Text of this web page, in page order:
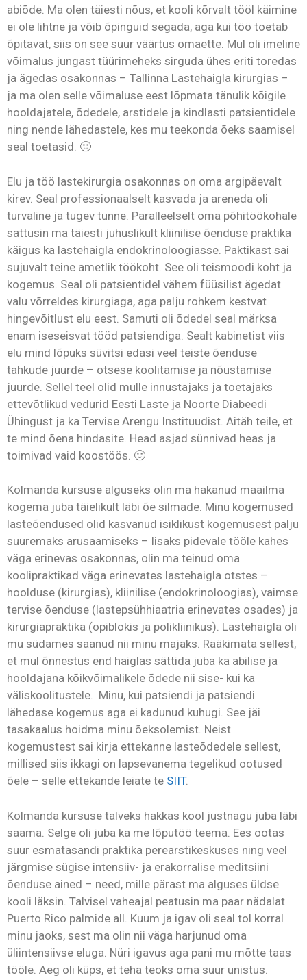
abiõde. Ma olen täiesti nõus, et kooli kõrvalt tööl käimine
ei ole lihtne ja võib õpinguid segada, aga kui töö toetab
õpitavat, siis on see suur väärtus omaette. Mul oli imeline
võimalus jungast tüürimeheks sirguda ühes eriti toredas
ja ägedas osakonnas – Tallinna Lastehaigla kirurgias –
ja ma olen selle võimaluse eest lõpmata tänulik kõigile
hooldajatele, õdedele, arstidele ja kindlasti patsientidele
ning nende lähedastele, kes mu teekonda õeks saamisel
seal toetasid. 🙂
Elu ja töö lastekirurgia osakonnas on oma argipäevalt
kirev. Seal professionaalselt kasvada ja areneda oli
turvaline ja tugev tunne. Paralleelselt oma põhitöökohale
sattusin ma täiesti juhuslikult kliinilise õenduse praktika
käigus ka lastehaigla endokrinoloogiasse. Paktikast sai
sujuvalt teine ametlik töökoht. See oli teismoodi koht ja
kogemus. Seal oli patsientidel vähem füüsilist ägedat
valu võrreldes kirurgiaga, aga palju rohkem kestvat
hingevõitlust elu eest. Samuti oli õdedel seal märksa
enam iseseisvat tööd patsiendiga. Sealt kabinetist viis
elu mind lõpuks süvitsi edasi veel teiste õenduse
tahkude juurde – otsese koolitamise ja nõustamise
juurde. Sellel teel olid mulle innustajaks ja toetajaks
ettevõtlikud vedurid Eesti Laste ja Noorte Diabeedi
Ühingust ja ka Tervise Arengu Instituudist. Aitäh teile, et
te mind õena hindasite. Head asjad sünnivad heas ja
toimivad vaid koostöös. 🙂
Kolmanda kursuse alguseks olin ma hakanud maailma
kogema juba täielikult läbi õe silmade. Minu kogemused
lasteõendused olid kasvanud isiklikust kogemusest palju
suuremaks arusaamiseks – lisaks pidevale tööle kahes
väga erinevas osakonnas, olin ma teinud oma
koolipraktikad väga erinevates lastehaigla otstes –
hoolduse (kirurgias), kliinilise (endokrinoloogias), vaimse
tervise õenduse (lastepsühhiaatria erinevates osades) ja
kirurgiapraktika (opiblokis ja polikliinikus). Lastehaigla oli
mu südames saanud nii minu majaks. Rääkimata sellest,
et mul õnnestus end haiglas sättida juba ka abilise ja
hooldajana kõikvõimalikele õdede nii sise- kui ka
väliskoolitustele. Minu, kui patsiendi ja patsiendi
lähedase kogemus aga ei kadunud kuhugi. See jäi
tasakaalus hoidma minu õeksolemist. Neist
kogemustest sai kirja ettekanne lasteõdedele sellest,
millised siis ikkagi on lapsevanema tegelikud ootused
õele – selle ettekande leiate te SIIT.
Kolmanda kursuse talveks hakkas kool justnagu juba läbi
saama. Selge oli juba ka me lõputöö teema. Ees ootas
suur esmatasandi praktika perearstikeskuses ning veel
järgmise sügise intensiiv- ja erakorralise meditsiini
õenduse ained – need, mille pärast ma alguses üldse
kooli läksin. Talvisel vaheajal peatusin ma paar nädalat
Puerto Rico palmide all. Kuum ja igav oli seal tol korral
minu jaoks, sest ma olin nii väga harjunud oma
üliintensiivse eluga. Nüri igavus aga pani mu mõtte taas
tööle. Aeg oli küps, et teha teoks oma suur unistus.